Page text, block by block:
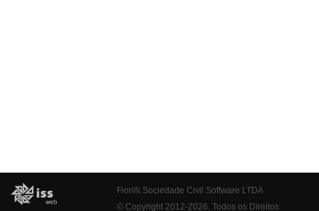
Fiorilli Sociedade Civil Software LTDA
© Copyright 2012-2026. Todos os Direitos